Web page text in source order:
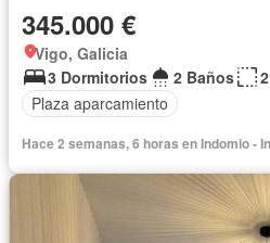
345.000 €
Vigo, Galicia
3 Dormitorios
2 Baños
Plaza aparcamiento
Hace 2 semanas, 6 horas en Indomio -